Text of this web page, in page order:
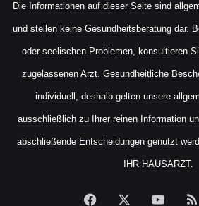
Die Informationen auf dieser Seite sind
und stellen keine Gesundheitsberatung dar.
oder seelischen Problemen, konsultieren
zugelassenen Arzt. Gesundheitliche
individuell, deshalb gelten unsere
ausschließlich zu Ihrer reinen Information
abschließende Entscheidungen genutzt
IHR HAUSARZT.
Facebook